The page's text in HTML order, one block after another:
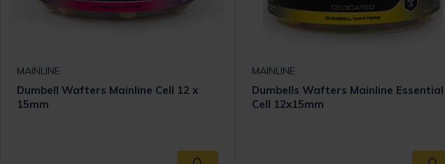
MAINLINE
Dumbell Wafters Mainline Cell 12 x
15mm
MAINLINE
Dumbells Wafters Mainline Essential
Cell 12x15mm